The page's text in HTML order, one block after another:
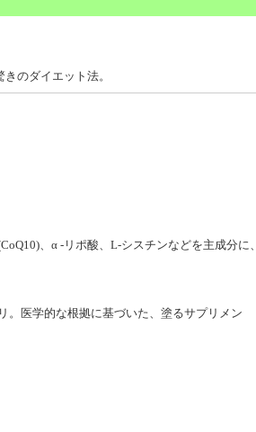
のダイエット法。
、α -リポ酸、L-シスチンなどを主成分に、
。医学的な根拠に基づいた、塗るサプリメン